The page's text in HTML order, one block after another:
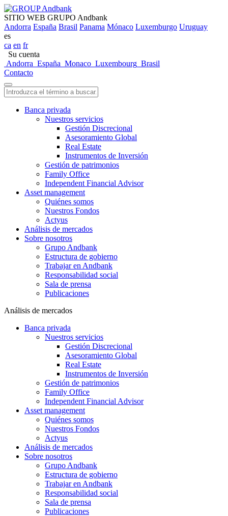
SITIO WEB GRUPO Andbank
Andorra España Brasil Panama Mónaco Luxemburgo Uruguay
es
ca en fr
Su cuenta
Andorra España Monaco Luxembourg Brasil
Contacto
Banca privada
Nuestros servicios
Gestión Discrecional
Asesoramiento Global
Real Estate
Instrumentos de Inversión
Gestión de patrimonios
Family Office
Independent Financial Advisor
Asset management
Quiénes somos
Nuestros Fondos
Actyus
Análisis de mercados
Sobre nosotros
Grupo Andbank
Estructura de gobierno
Trabajar en Andbank
Responsabilidad social
Sala de prensa
Publicaciones
Análisis de mercados
Banca privada
Nuestros servicios
Gestión Discrecional
Asesoramiento Global
Real Estate
Instrumentos de Inversión
Gestión de patrimonios
Family Office
Independent Financial Advisor
Asset management
Quiénes somos
Nuestros Fondos
Actyus
Análisis de mercados
Sobre nosotros
Grupo Andbank
Estructura de gobierno
Trabajar en Andbank
Responsabilidad social
Sala de prensa
Publicaciones